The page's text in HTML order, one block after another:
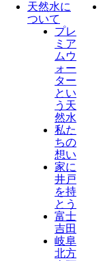
天然水に
ついて
プレ
ミア
ムウ
ォー
ター
とい
う天
然水
私た
ちの
想い
家に
井戸
を持
とう
富士
吉田
岐阜
北方